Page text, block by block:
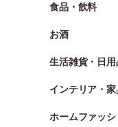
食品・飲料
お酒
生活雑貨・日用
インテリア・
ホームファッ